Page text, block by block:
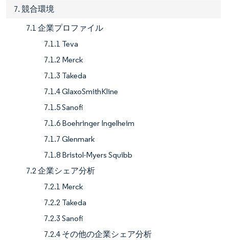
7. 競合環境
7.1 企業プロファイル
7.1.1 Teva
7.1.2 Merck
7.1.3 Takeda
7.1.4 GlaxoSmithKline
7.1.5 Sanofi
7.1.6 Boehringer Ingelheim
7.1.7 Glenmark
7.1.8 Bristol-Myers Squibb
7.2 企業シェア分析
7.2.1 Merck
7.2.2 Takeda
7.2.3 Sanofi
7.2.4 その他の企業シェア分析